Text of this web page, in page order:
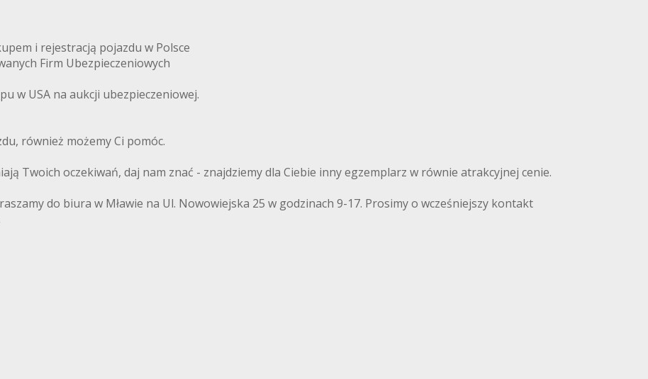
i rejestracją pojazdu w Polsce
Firm Ubezpieczeniowych
w USA na aukcji ubezpieczeniowej.
również możemy Ci pomóc.
Twoich oczekiwań, daj nam znać - znajdziemy dla Ciebie inny egzemplarz w równie atrakcyjnej cenie.
do biura w Mławie na Ul. Nowowiejska 25 w godzinach 9-17. Prosimy o wcześniejszy kontakt